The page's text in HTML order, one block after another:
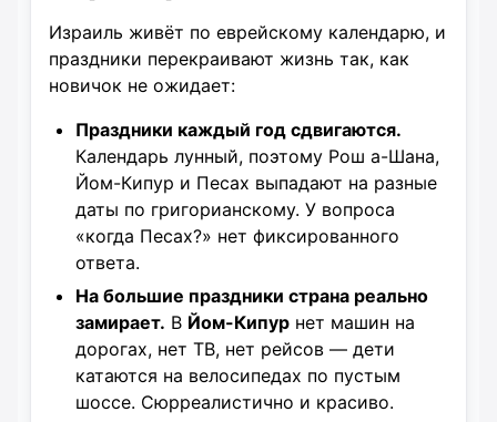
Израиль живёт по еврейскому календарю, и
праздники перекраивают жизнь так, как
новичок не ожидает:
Праздники каждый год сдвигаются.
Календарь лунный, поэтому Рош а-Шана,
Йом-Кипур и Песах выпадают на разные
даты по григорианскому. У вопроса
«когда Песах?» нет фиксированного
ответа.
На большие праздники страна реально
замирает. В Йом-Кипур нет машин на
дорогах, нет ТВ, нет рейсов — дети
катаются на велосипедах по пустым
шоссе. Сюрреалистично и красиво.